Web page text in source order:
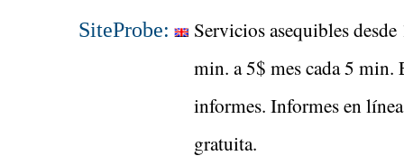
SiteProbe:
Servicios asequibles
min. a 5$ mes cada 5 min.
informes. Informes en
gratuita.